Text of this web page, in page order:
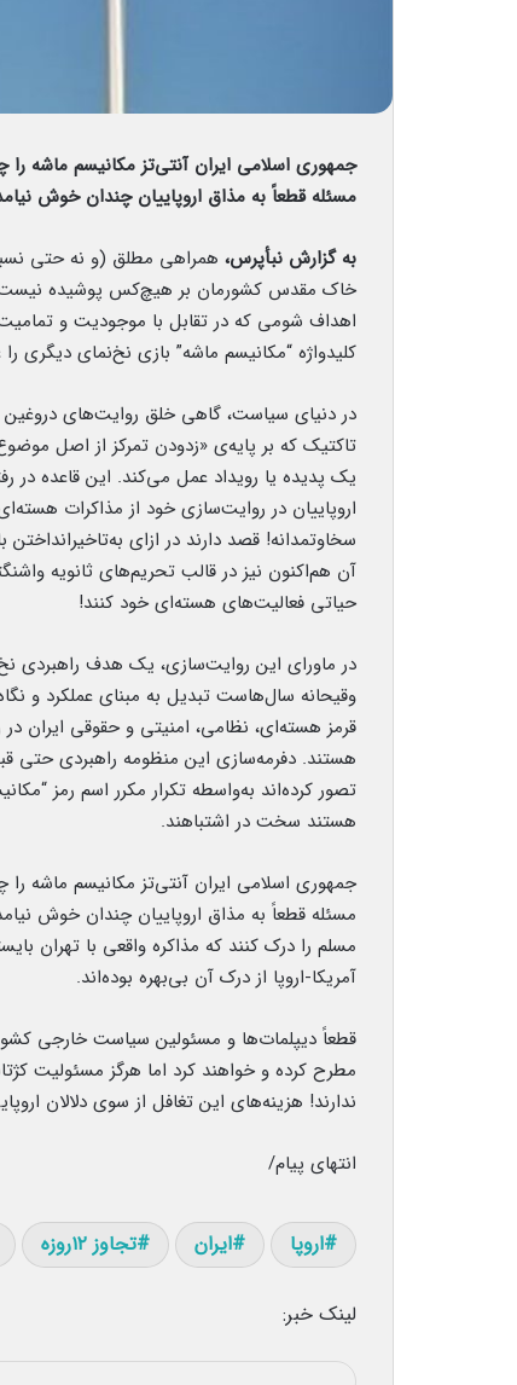
جمهوری اسلامی ایران آنتی‌تز مکانیسم
مسئله قطعاً به مذاق اروپاییان چندان خوش
به گزارش نبأپرس،
خاک مقدس کشورمان بر هیچ‌کس پوشیده
اهداف شومی که در تقابل با موجودیت و تمامیت
کلیدواژه “مکانیسم ماشه” بازی نخ‌نمای دیگری را
در دنیای سیاست، گاهی خلق روایت‌های دروغین
تاکتیک که بر پایه‌ی «زدودن تمرکز از اصل
یک پدیده یا رویداد عمل می‌کند. این قاعده در
اروپاییان در روایت‌سازی خود از مذاکرات
سخاوتمدانه! قصد دارند در ازای
آن هم‌اکنون نیز در قالب تحریم‌های ثانویه
حیاتی فعالیت‌های هسته‌ای خود کنند!
در ماورای این روایت‌سازی، یک هدف راهبردی
وقیحانه سال‌هاست تبدیل به مبنای عملکرد و
قرمز هسته‌ای، نظامی، امنیتی و حقوقی ایران
تصور کرده‌اند به‌واسطه تکرار مکرر اسم رمز
هستند سخت در اشتباهند.
جمهوری اسلامی ایران آنتی‌تز مکانیسم
مسئله قطعاً به مذاق اروپاییان چندان خوش
مسلم را درک کنند که مذاکره واقعی با تهران
آمریکا-اروپا از درک آن بی‌بهره بوده‌اند.
قطعاً دیپلمات‌ها و مسئولین سیاست خارجی
مطرح کرده و خواهند کرد اما هرگز مسئولیت
ندارند! هزینه‌های این تغافل از سوی دلالان
انتهای پیام/
اروپا ایران تجاوز ۱۲روزه
لینک خبر: